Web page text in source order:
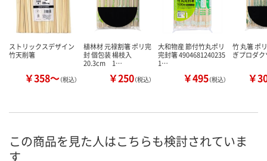
ストリックスデザイン
竹天削箸
￥358～（税込）
植林材 元禄割箸 ポリ完
封 個包装 楊枝入
20.3cm 1…
￥250（税込）
大和物産 節付竹丸ポリ
完封箸 4904681240235
1…
￥495（税込）
竹 丸箸 ポ
ぎプロダク
￥
この商品を見た人はこちらも検討されていま
す